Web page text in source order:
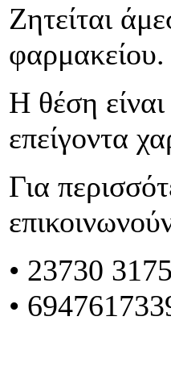
Ζητείται
φαρμακείου.
Η θέση
επείγοντα
Για
• 23730
•